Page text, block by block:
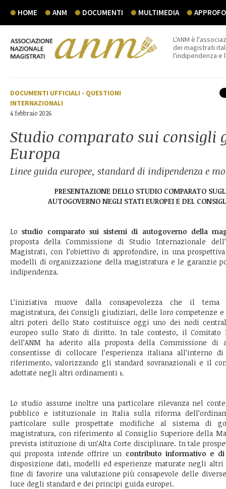
HOME ANM DOCUMENTI MULTIMEDIA
L'ANM è
dei magistrati
l'indipendenza e
DOCUMENTI UFFICIALI - QUESTIONI
INTERNAZIONALI
4 febbraio 2026
Studio comparato sui
Europa
Linee guida europee, standard di indipendenza e
PRESENTAZIONE DELLO STUDIO COMPARATO
AUTOGOVERNO NEGLI STATI EUROPEI E DEL
Lostudio comparato sui sistemi di autogoverno della
proposta della Commissione di Studio Internazionale
Magistrati, con l’obiettivo di approfondire, in una
modelli di organizzazione della magistratura e le garanzie
indipendenza.
L’iniziativa muove dalla consapevolezza che il tema
magistratura, dei Consigli giudiziari, delle loro competenze
altri poteri dello Stato costituisce oggi uno dei nodi
europeo sullo Stato di diritto. In tale contesto, il Comitato
dell’ANM ha aderito alla proposta della Commissione di
consentisse di collocare l’esperienza italiana all’interno
riferimento, valorizzando gli standard sovranazionali e il
adottate negli altri ordinamenti 1.
Lo studio assume inoltre una particolare rilevanza nel
pubblico e istituzionale in Italia sulla riforma
particolare sulle prospettate modifiche al sistema di
magistratura, con riferimento al Consiglio Superiore della
prevista istituzione di un’Alta Corte disciplinare. In tale
qui proposta intende offrire un contributo informativo e
disposizione dati, modelli ed esperienze maturate negli
fine di favorire una valutazione più consapevole delle
luce degli standard e dei principi guida europei.